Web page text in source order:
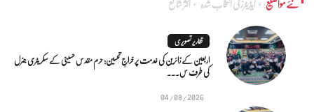
تقاریر تصویری
اربعین کے زائرین کی خدمت پر خراجِ تحسین: حرم مقدس حسینی کے سکریٹری جنرل
کی طرف س...
04/08/2026